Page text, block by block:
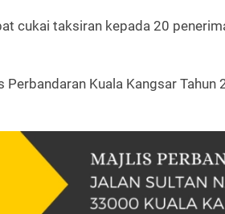
cukai taksiran kepada 20
Kuala Kangsar